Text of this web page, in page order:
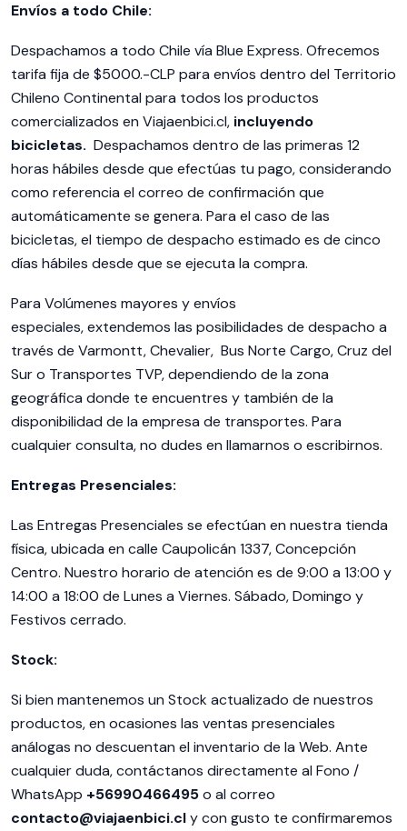
Envíos a todo Chile:
Despachamos a todo Chile vía Blue Express. Ofrecemos
tarifa fija de $5000.-CLP para envíos dentro del Territorio
Chileno Continental para todos los productos
comercializados en Viajaenbici.cl, incluyendo
bicicletas. Despachamos dentro de las primeras 12
horas hábiles desde que efectúas tu pago, considerando
como referencia el correo de confirmación que
automáticamente se genera. Para el caso de las
bicicletas, el tiempo de despacho estimado es de cinco
días hábiles desde que se ejecuta la compra.
Para Volúmenes mayores y envíos
especiales, extendemos las posibilidades de despacho a
través de Varmontt, Chevalier, Bus Norte Cargo, Cruz del
Sur o Transportes TVP, dependiendo de la zona
geográfica donde te encuentres y también de la
disponibilidad de la empresa de transportes. Para
cualquier consulta, no dudes en llamarnos o escribirnos.
Entregas Presenciales:
Las Entregas Presenciales se efectúan en nuestra tienda
física, ubicada en calle Caupolicán 1337, Concepción
Centro. Nuestro horario de atención es de 9:00 a 13:00 y
14:00 a 18:00 de Lunes a Viernes. Sábado, Domingo y
Festivos cerrado.
Stock:
Si bien mantenemos un Stock actualizado de nuestros
productos, en ocasiones las ventas presenciales
análogas no descuentan el inventario de la Web. Ante
cualquier duda, contáctanos directamente al Fono /
WhatsApp +56990466495o al correo
contacto@viajaenbici.cly con gusto te confirmaremos